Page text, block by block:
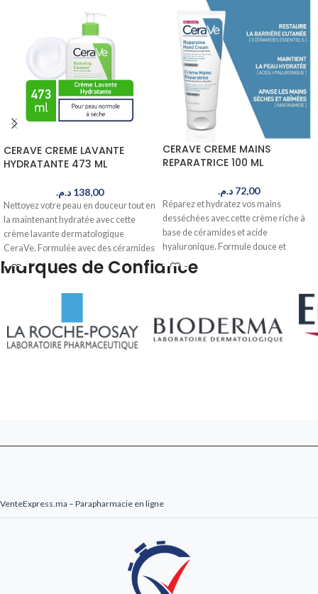
CERAVE CREME LAVANTE
HYDRATANTE 473 ML
138,00 د.م.
Nettoyez votre peau en douceur tout en
la maintenant hydratée avec cette
crème lavante dermatologique
CeraVe. Formulée avec des céramides
essentiels, elle convient à tous les types
de peau. Commandez maintenant,
CERAVE CREME MAINS
REPARATRICE 100 ML
72,00 د.م.
Réparez et hydratez vos mains
desséchées avec cette crème riche à
base de céramides et acide
hyaluronique. Formule douce et
efficace pour des mains douces et
apaisées. Livré en 24-48h au Maroc.
Marques de Confiance
VenteExpress.ma – Parapharmacie en ligne